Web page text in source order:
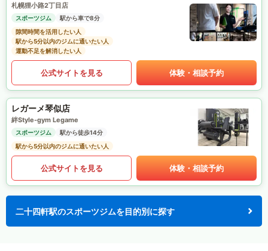
札幌狸小路2丁目店
スポーツジム
駅から車で8分
隙間時間を活用したい人
駅から5分以内のジムに通いたい人
運動不足を解消したい人
公式サイトを見る 体験・相談予約
レガーメ琴似店
絆Style-gym Legame
スポーツジム
駅から徒歩14分
駅から5分以内のジムに通いたい人
公式サイトを見る 体験・相談予約
二十四軒駅のスポーツジムを目的別に探す